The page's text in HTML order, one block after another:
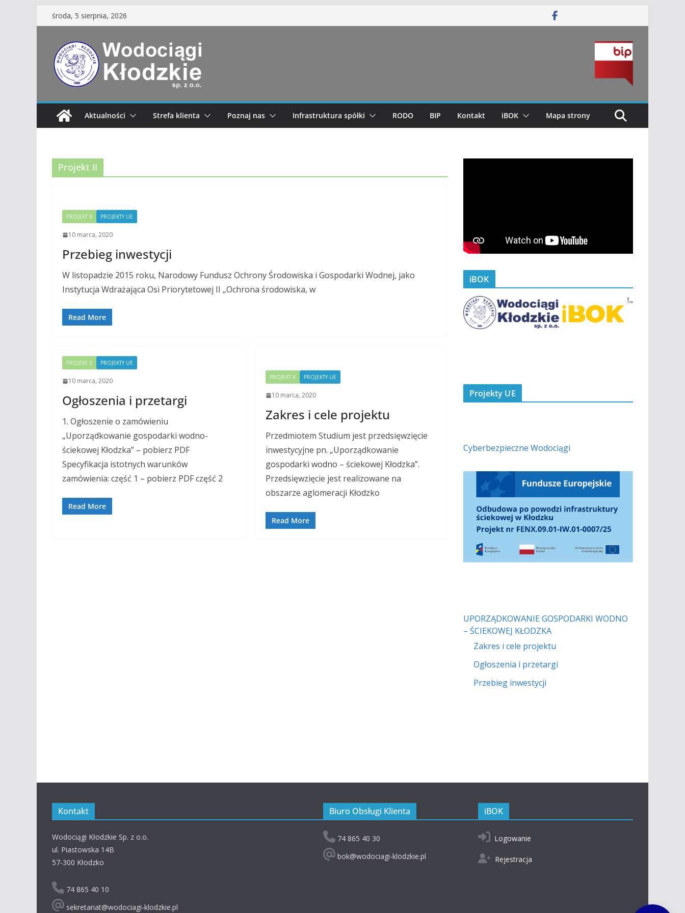
Przejdź
do
środa, 5 sierpnia, 2026
Aktualności Strefa klienta Poznaj nas Infrastruktura spółki RODO BIP Kontakt iBOK Mapa strony
Projekt II
PROJEKT II PROJEKTY UE
10 marca, 2020
Przebieg inwestycji
W listopadzie 2015 roku, Narodowy Fundusz Ochrony Środowiska i Gospodarki Wodnej, jako
Instytucja Wdrażająca Osi Priorytetowej II „Ochrona środowiska, w
Read More
PROJEKT II PROJEKTY UE
10 marca, 2020
Ogłoszenia i przetargi
1. Ogłoszenie o zamówieniu
„Uporządkowanie gospodarki wodno-
ściekowej Kłodzka” – pobierz PDF
Specyfikacja istotnych warunków
zamówienia: część 1 – pobierz PDF część 2
Read More
PROJEKT II PROJEKTY UE
10 marca, 2020
Zakres i cele projektu
Przedmiotem Studium jest przedsięwzięcie
inwestycyjne pn. „Uporządkowanie
gospodarki wodno – ściekowej Kłodzka”.
Przedsięwzięcie jest realizowane na
obszarze aglomeracji Kłodzko
Read More
iBOK
Projekty UE
Cyberbezpieczne Wodociągi
UPORZĄDKOWANIE GOSPODARKI WODNO
– ŚCIEKOWEJ KŁODZKA
Zakres i cele projektu
Ogłoszenia i przetargi
Przebieg inwestycji
Kontakt
Wodociągi Kłodzkie Sp. z o.o.
ul. Piastowska 14B
57-300 Kłodzko
74 865 40 10
sekretariat@wodociagi-klodzkie.pl
Biuro Obsługi Klienta
74 865 40 30
bok@wodociagi-klodzkie.pl
iBOK
Logowanie
Rejestracja
Czcionka 100%